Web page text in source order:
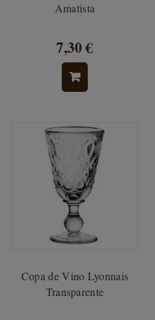
Amatista
7,30 €
Copa de Vino Lyonnais
Transparente